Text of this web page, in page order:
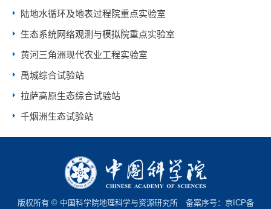
陆地水循环及地表过程院重点实验室
生态系统网络观测与模拟院重点实验室
黄河三角洲现代农业工程实验室
禹城综合试验站
拉萨高原生态综合试验站
千烟洲生态试验站
版权所有 © 中国科学院地理科学与资源研究所 备案序号： 京ICP备